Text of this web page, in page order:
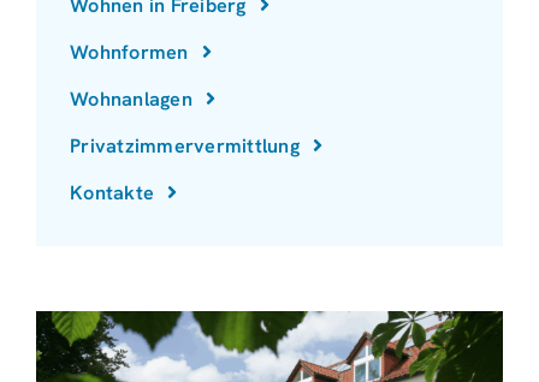
Wohnformen
Wohnanlagen
Privatzimmervermittlung
Kontakte